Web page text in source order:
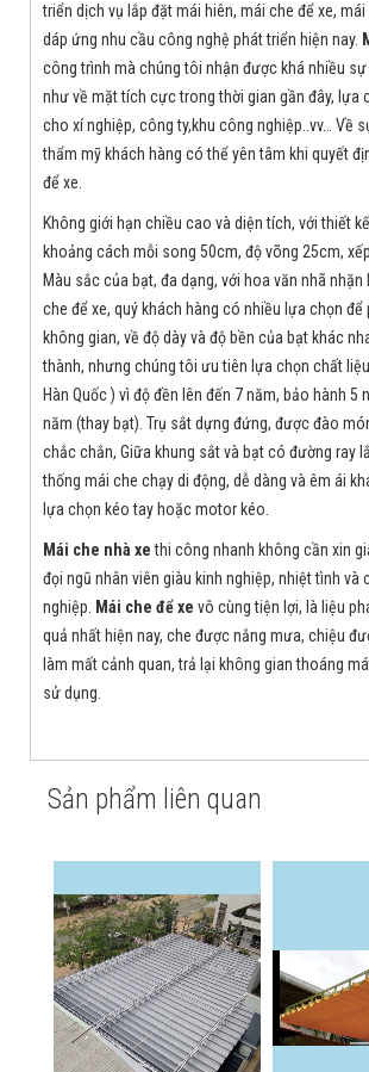
triển dịch vụ lắp đặt mái hiên, mái che để xe,
dáp ứng nhu cầu công nghệ phát triển hiện nay.
công trình mà chúng tôi nhận được khá nhiều sự
như về mặt tích cực trong thời gian gần đây, lựa
cho xí nghiệp, công ty,khu công nghiệp..vv… Về
thẩm mỹ khách hàng có thể yên tâm khi quyết
để xe.
Không giới hạn chiều cao và diện tích, với thiết
khoảng cách mỗi song 50cm, độ võng 25cm,
Màu sắc của bạt, đa dạng, với hoa văn nhã nhặn
che để xe, quý khách hàng có nhiều lựa chọn để
không gian, về độ dày và độ bền của bạt khác
thành, nhưng chúng tôi ưu tiên lựa chọn chất
Hàn Quốc ) vì độ đền lên đến 7 năm, bảo hành 5
năm (thay bạt). Trụ sắt dựng đứng, được đào
chắc chắn, Giữa khung sắt và bạt có đường ray
thống mái che chạy di động, dễ dàng và êm ái
lựa chọn kéo tay hoặc motor kéo.
Mái che nhà xethi công nhanh không cần xin
đọi ngũ nhân viên giàu kinh nghiệp, nhiệt tình và
nghiệp.
Mái che để xe vô cùng tiện lợi, là liệu
quả nhất hiện nay, che được nắng mưa, chiệu
làm mất cảnh quan, trả lại không gian thoáng
sử dụng.
Sản phẩm liên quan